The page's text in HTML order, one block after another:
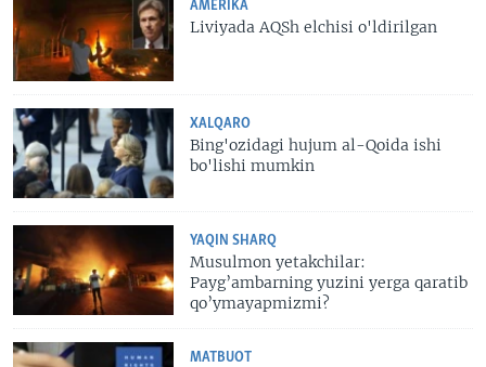
AMERIKA
Liviyada AQSh elchisi o'ldirilgan
XALQARO
Bing'ozidagi hujum al-Qoida ishi
bo'lishi mumkin
YAQIN SHARQ
Musulmon yetakchilar:
Payg’ambarning yuzini yerga qaratib
qo’ymayapmizmi?
MATBUOT